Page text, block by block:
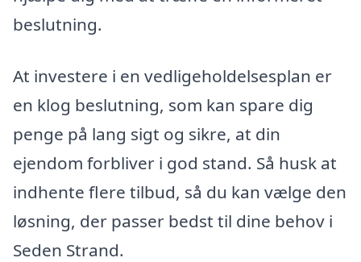
beslutning.
At investere i en vedligeholdelsesplan er
en klog beslutning, som kan spare dig
penge på lang sigt og sikre, at din
ejendom forbliver i god stand. Så husk at
indhente flere tilbud, så du kan vælge den
løsning, der passer bedst til dine behov i
Seden Strand.